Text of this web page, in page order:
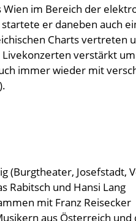
im Bereich der
er daneben auch
Charts
verstärkt
immer wieder mit
Josefstadt,
Rabitsch und Hansi Lang
mit Franz Reisecker
aus Österreich